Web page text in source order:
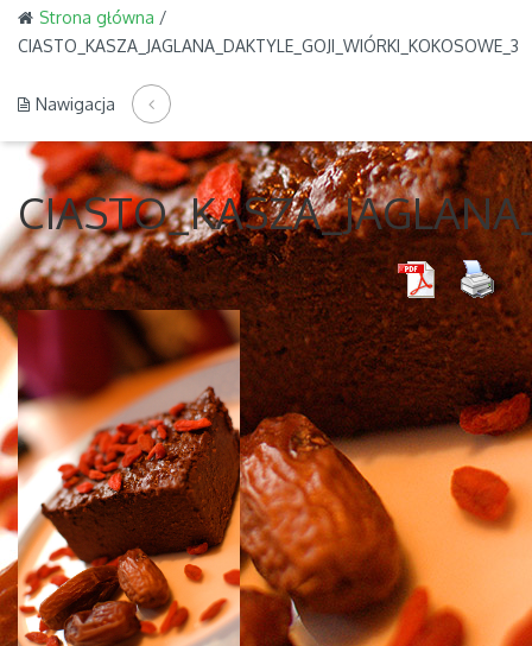
Strona główna /
CIASTO_KASZA_JAGLANA_DAKTYLE_GOJI_WIÓRKI_KOKOSOWE_3
Nawigacja